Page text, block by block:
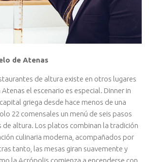
de Atenas
de altura existe en otros lugares
el escenario es especial. Dinner in
griega desde hace menos de una
22 comensales un menú de seis pasos
de altura. Los platos combinan la tradición
culinaria moderna, acompañados por
tanto, las mesas giran suavemente y
la Acrópolis comienza a encenderse con